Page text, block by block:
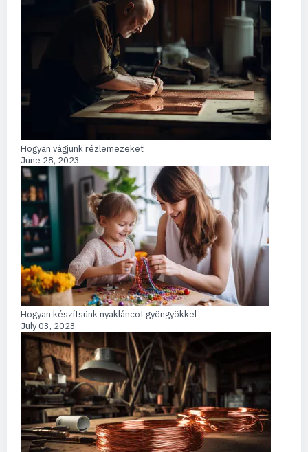
Hogyan vágjunk rézlemezeket
June 28, 2023
Hogyan készítsünk nyakláncot gyöngyökkel
July 03, 2023